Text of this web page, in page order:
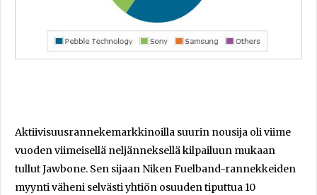
Aktiivisuusrannekemarkkinoilla suurin nousija oli viime
vuoden viimeisellä neljänneksellä kilpailuun mukaan
tullut Jawbone. Sen sijaan Niken Fuelband-rannekkeiden
myynti väheni selvästi yhtiön osuuden tiputtua 10